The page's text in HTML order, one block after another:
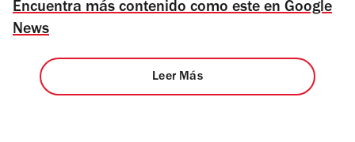
Encuentra más contenido como este en Google
News
Leer Más